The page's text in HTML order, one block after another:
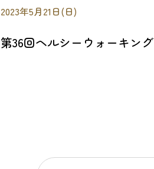
2023年5月21日(日)
第36回ヘルシーウォーキング